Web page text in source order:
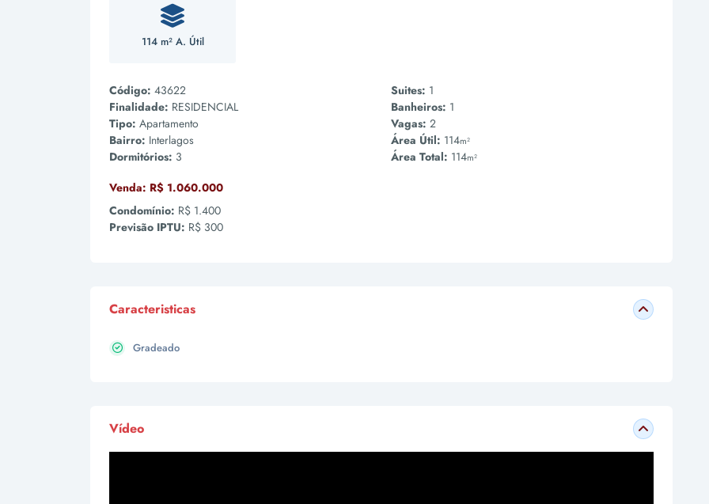
114 m² A. Útil
Código: 43622
Finalidade: RESIDENCIAL
Tipo: Apartamento
Bairro: Interlagos
Dormitórios: 3
Suites: 1
Banheiros: 1
Vagas: 2
Área Útil: 114m²
Área Total: 114m²
Venda: R$ 1.060.000
Condomínio: R$ 1.400
Previsão IPTU: R$ 300
Caracteristicas
Gradeado
Vídeo